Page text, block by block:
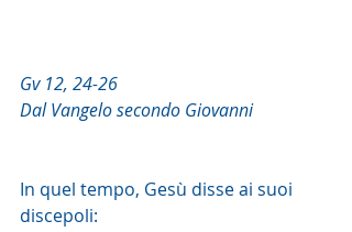
Gv 12, 24-26
Dal Vangelo secondo Giovanni
In quel tempo, Gesù disse ai suoi
discepoli: